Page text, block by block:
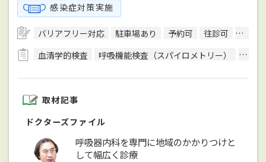
感染症対策実施
バリアフリー対応 駐車場あり 予約可 往診可
訪問
血清学的検査
呼吸機能検査（スパイロメトリー） 骨密
取材記事
ドクターズファイル
呼吸器内科を専門に地域のかかりつけと
して幅広く診療